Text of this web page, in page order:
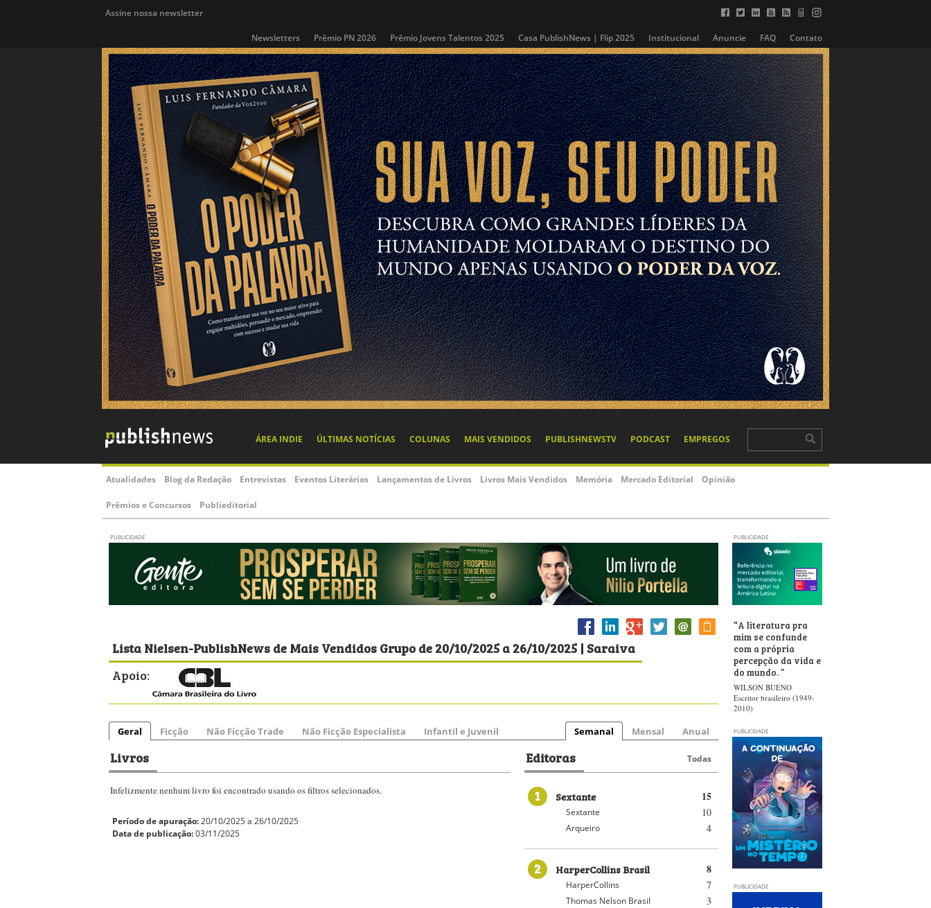
Assine nossa newsletter
Newsletters Prêmio PN 2026 Prêmio Jovens Talentos 2025 Casa PublishNews | Flip 2025 Institucional Anuncie FAQ Contato
ÁREA INDIE ÚLTIMAS NOTÍCIAS COLUNAS MAIS VENDIDOS PUBLISHNEWSTV PODCAST EMPREGOS
Atualidades Blog da Redação Entrevistas Eventos Literários Lançamentos de Livros Livros Mais Vendidos Memória Mercado Editorial Opinião
Prêmios e Concursos Publieditorial
PUBLICIDADE PUBLICIDADE
Lista Nielsen-PublishNews de Mais Vendidos Grupo de 20/10/2025 a 26/10/2025 | Saraiva
Apoio:
Geral Ficção Não Ficção Trade Não Ficção Especialista Infantil e Juvenil Semanal Mensal Anual
Livros
Infelizmente nenhum livro foi encontrado usando os filtros selecionados.
Período de apuração:20/10/2025 a 26/10/2025
Data de publicação:03/11/2025
Editoras Todas
1 15
Sextante
10
Sextante
4
Arqueiro
2 8
HarperCollins Brasil
7
HarperCollins
3
Thomas Nelson Brasil
“A literatura pra
mim se confunde
com a própria
percepção da vida e
do mundo.”
WILSON BUENO
Escritor brasileiro (1949-
2010)
PUBLICIDADE
PUBLICIDADE